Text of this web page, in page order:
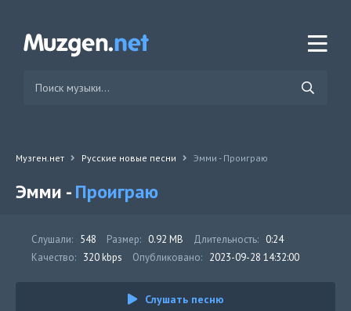
Музген.нет Русские новые песни Эмми - Проиграю
Эмми -Проиграю
Слушали: 548 Размер: 0.92 MB Длительность: 0:24
Качество: 320 kbps Опубликовано: 2023-09-28 14:32:00
Слушать песню